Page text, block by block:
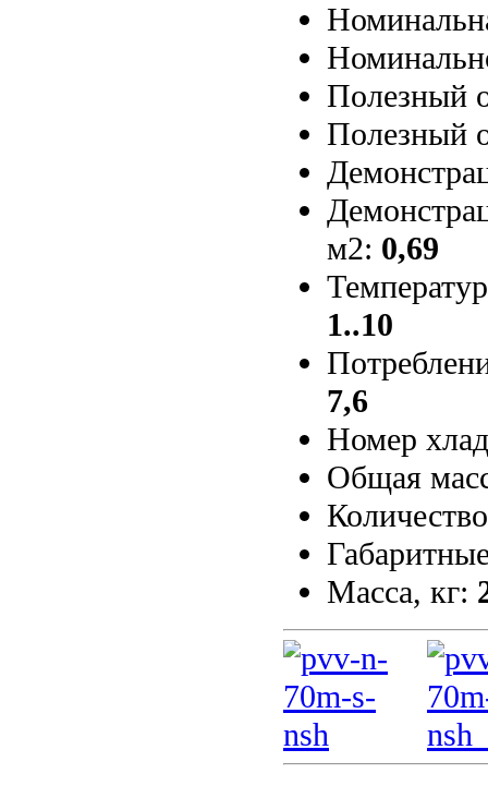
Полезный
Полезный
м2: 0,69
1..10
7,6
Номер
Общая
Масса, кг: